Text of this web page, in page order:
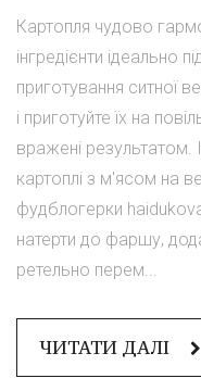
Картопля чудово
інгредієнти ідеально
приготування ситної
і приготуйте їх на
вражені результатом.
картоплі з м'ясом на
фудблогерки
натерти до фаршу,
ретельно перем...
ЧИТАТИ ДАЛІ